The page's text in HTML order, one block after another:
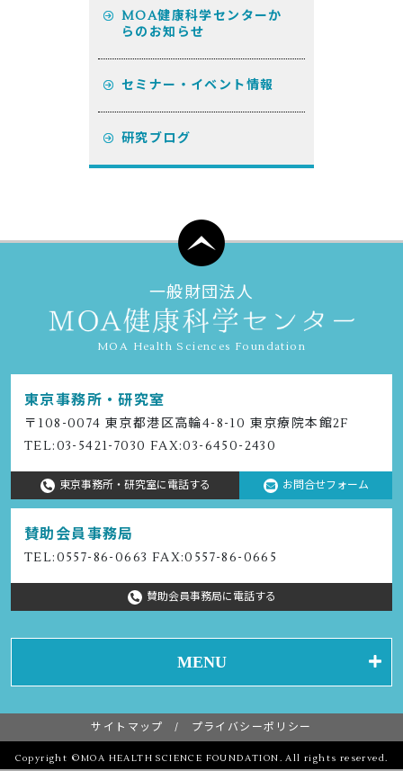
MOA健康科学センターか
らのお知らせ
セミナー・イベント情報
研究ブログ
一般財団法人
MOA Health Sciences Foundation
東京事務所・研究室
〒108-0074 東京都港区⾼輪4-8-10 東京療院本館2F
TEL:03-5421-7030 FAX:03-6450-2430
東京事務所・研究室に電話する お問合せフォーム
賛助会員事務局
TEL:0557-86-0663 FAX:0557-86-0665
賛助会員事務局に電話する
MENU
サイトマップ プライバシーポリシー
Copyright ©MOA HEALTH SCIENCE FOUNDATION. All rights reserved.